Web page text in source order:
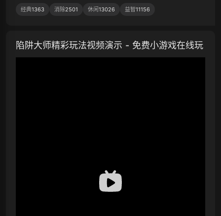
经典1363 消除2501 休闲13026 益智11156
陷阱大师精彩玩法视频演示 - 免费小游戏在线玩